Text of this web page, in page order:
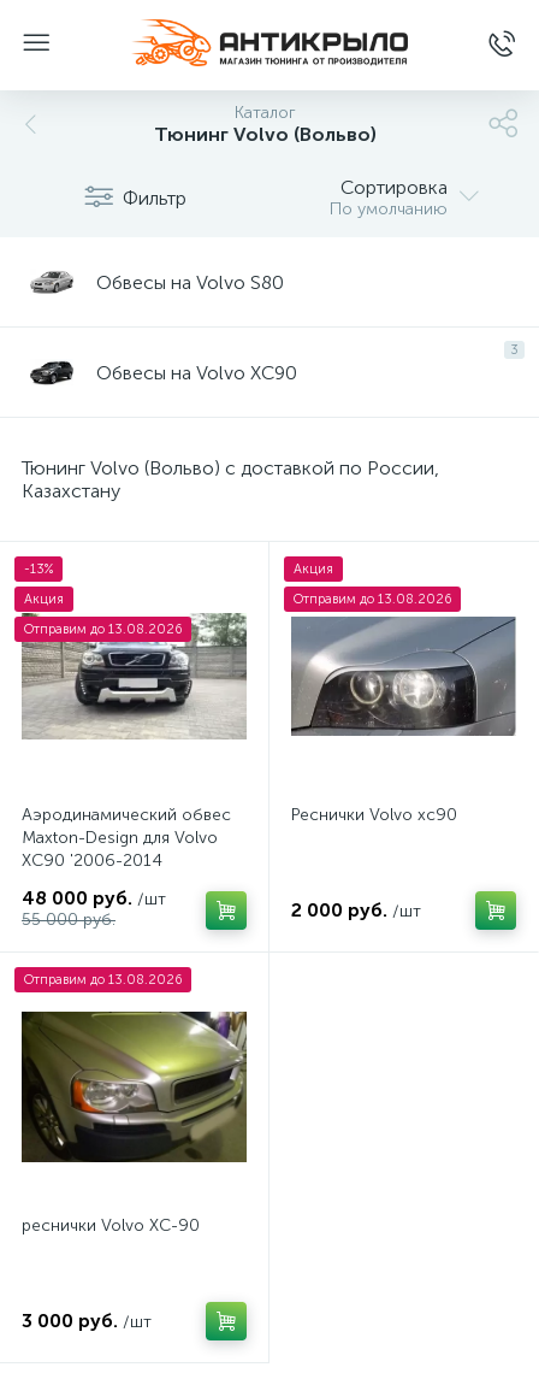
Каталог
Тюнинг Volvo (Вольво)
Фильтр Сортировка
По умолчанию
Обвесы на Volvo S80
3
Обвесы на Volvo XC90
Тюнинг Volvo (Вольво) с доставкой по России,
Казахстану
-13%
Акция
Отправим до 13.08.2026
Аэродинамический обвес
Maxton-Design для Volvo
XС90 '2006-2014
48 000 руб. /шт
55 000 руб.
Акция
Отправим до 13.08.2026
Реснички Volvo xc90
2 000 руб. /шт
Отправим до 13.08.2026
реснички Volvo XC-90
3 000 руб. /шт